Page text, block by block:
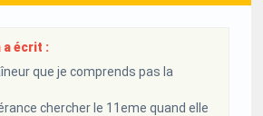
a écrit :
que je comprends pas la
chercher le 11eme quand elle